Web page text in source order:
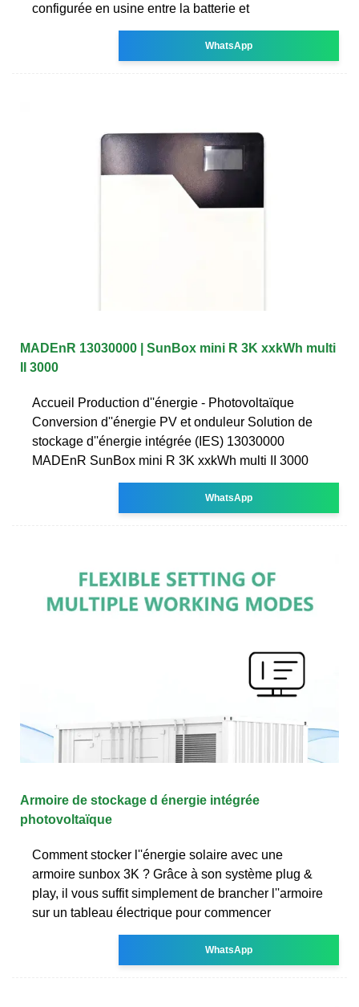
configurée en usine entre la batterie et
WhatsApp
MADEnR 13030000 | SunBox mini R 3K xxkWh multi
II 3000
Accueil Production d''énergie - Photovoltaïque
Conversion d''énergie PV et onduleur Solution de
stockage d''énergie intégrée (IES) 13030000
MADEnR SunBox mini R 3K xxkWh multi II 3000
WhatsApp
Armoire de stockage d énergie intégrée
photovoltaïque
Comment stocker l''énergie solaire avec une
armoire sunbox 3K ? Grâce à son système plug &
play, il vous suffit simplement de brancher l''armoire
sur un tableau électrique pour commencer
WhatsApp